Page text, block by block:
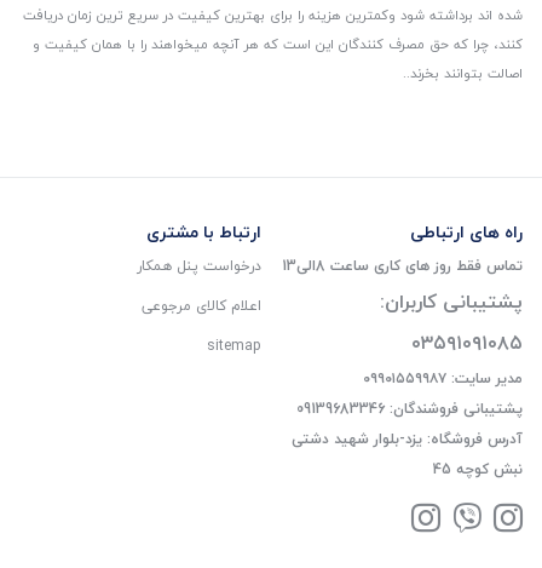
شده اند برداشته شود و‌کمترین هزینه را برای بهترین کیفیت در سریع ترین زمان دریافت
کنند، چرا که حق مصرف کنندگان این است که هر آنچه میخواهند را با همان کیفیت و
اصالت بتوانند بخرند..
راه های ارتباطی
تماس فقط روز های کاری ساعت 8الی13
پشتیبانی کاربران:
۰۳۵۹۱۰۹۱۰۸۵
مدیر سایت: ۰۹۹۰۱۵۵۹۹۸۷
پشتیبانی فروشندگان: 09139683346
آدرس فروشگاه: یزد-بلوار شهید دشتی
نبش کوچه 45
ارتباط با مشتری
درخواست پنل همکار
اعلام کالای مرجوعی
sitemap